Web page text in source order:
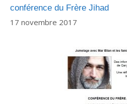
conférence du Frère Jihad
17 novembre 2017